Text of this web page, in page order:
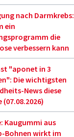
nach Darmkrebs:
ein
die
verbessern kann
"aponet in 3
Die wichtigsten
News diese
(07.08.2026)
Kaugummi aus
Bohnen wirkt im